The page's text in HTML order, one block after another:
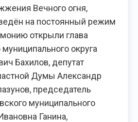
Вечного огня,
на постоянный режим
открыли глава
округа
Бахилов, депутат
Думы Александр
председатель
муниципального
Ганина,